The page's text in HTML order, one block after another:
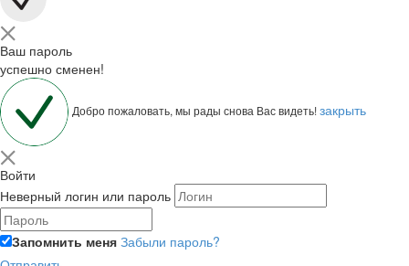
Ваш пароль
успешно сменен!
Добро пожаловать, мы рады снова Вас видеть!закрыть
Войти
Неверный логин или пароль
Запомнить меня Забыли пароль?